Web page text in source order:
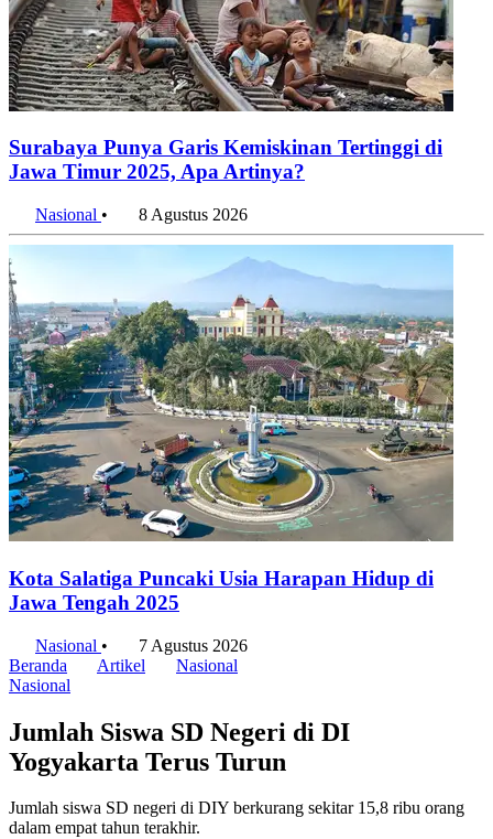
Surabaya Punya Garis Kemiskinan Tertinggi di
Jawa Timur 2025, Apa Artinya?
Nasional • 8 Agustus 2026
Kota Salatiga Puncaki Usia Harapan Hidup di
Jawa Tengah 2025
Nasional •
7 Agustus 2026
Beranda
Artikel
Nasional
Nasional
Jumlah Siswa SD Negeri di DI
Yogyakarta Terus Turun
Jumlah siswa SD negeri di DIY berkurang sekitar 15,8 ribu orang
dalam empat tahun terakhir.